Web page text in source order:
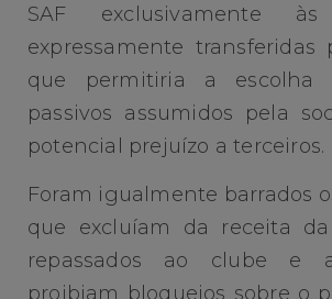
SAF exclusivamente às
expressamente transferidas
que permitiria a escolha
passivos assumidos pela
potencial prejuízo a terceiros.
Foram igualmente barrados
que excluíam da receita da
repassados ao clube e
proibiam bloqueios sobre o